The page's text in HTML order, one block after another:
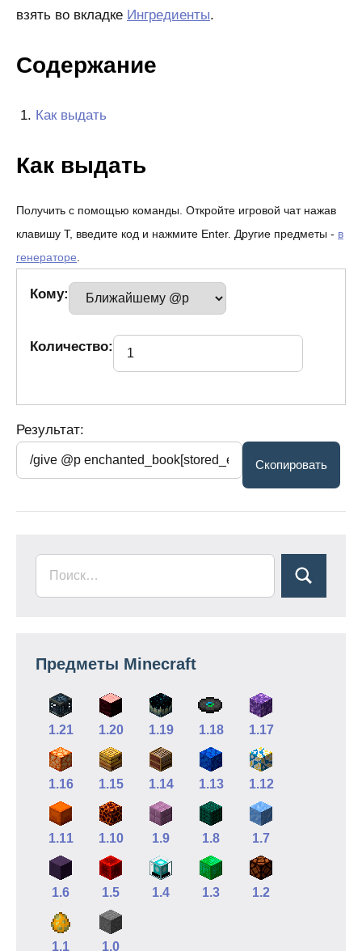
взять во вкладке Ингредиенты.
Содержание
Как выдать
Как выдать
Получить с помощью команды. Откройте игровой чат нажав
клавишу T, введите код и нажмите Enter. Другие предметы - в
генераторе.
Кому:
Количество:
Результат:
Предметы Minecraft
1.21 1.20 1.19 1.18 1.17
1.16 1.15 1.14 1.13 1.12
1.11 1.10 1.9 1.8 1.7
1.6 1.5 1.4 1.3 1.2
1.1 1.0